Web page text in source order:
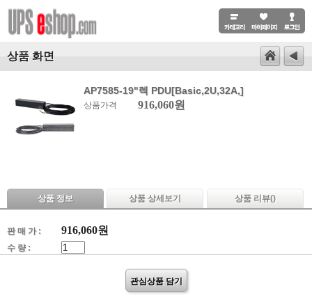
상품 화면
AP7585-19"렉 PDU[Basic,2U,32A,]
상품가격 916,060원
상품 정보 상품 상세보기 상품 리뷰()
판 매 가 : 916,060원
수 량 :
관심상품 담기